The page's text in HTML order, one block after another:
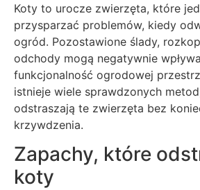
Koty to urocze zwierzęta, które
przysparzać problemów, kiedy
ogród. Pozostawione ślady,
odchody mogą negatywnie
funkcjonalność ogrodowej
istnieje wiele sprawdzonych
odstraszają te zwierzęta bez
krzywdzenia.
Zapachy, które
koty